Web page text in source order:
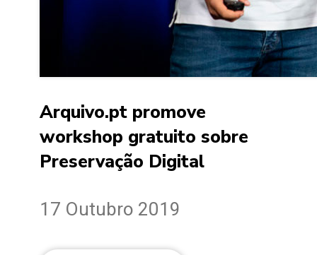
Arquivo.pt promove
workshop gratuito sobre
Preservação Digital
17 Outubro 2019